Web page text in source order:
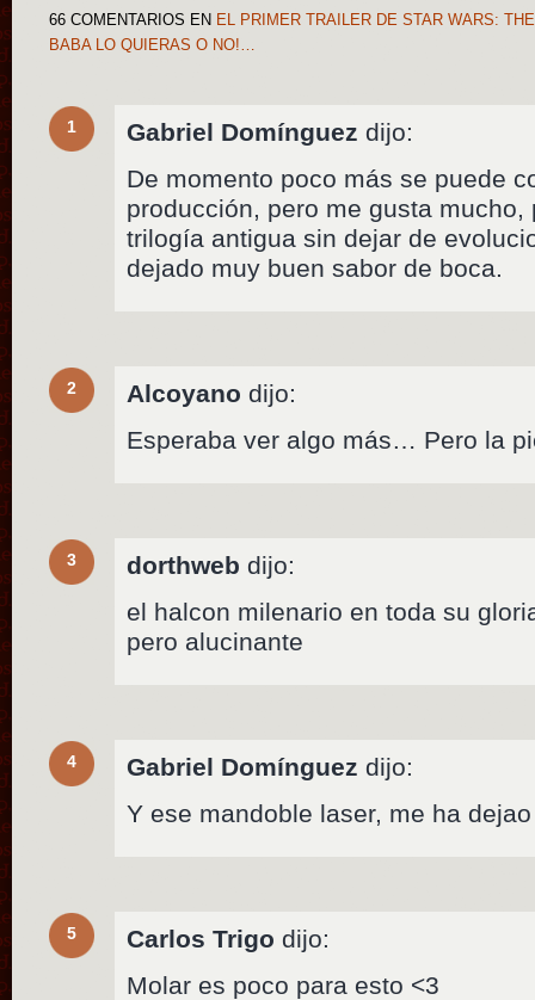
66 COMENTARIOS EN EL PRIMER TRAILER DE STAR WARS:
BABA LO QUIERAS O NO!…
1 Gabriel Domínguez dijo:
De momento poco más se puede
producción, pero me gusta
trilogía antigua sin dejar de
dejado muy buen sabor de boca.
2 Alcoyano dijo:
Esperaba ver algo más… Pero la
3 dorthweb dijo:
el halcon milenario en toda su
pero alucinante
4 Gabriel Domínguez dijo:
Y ese mandoble laser, me ha
5 Carlos Trigo dijo:
Molar es poco para esto <3